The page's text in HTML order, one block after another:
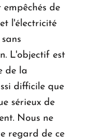
de
l'électricité
L'objectif est
de la
difficile que
sérieux de
Nous ne
regard de ce